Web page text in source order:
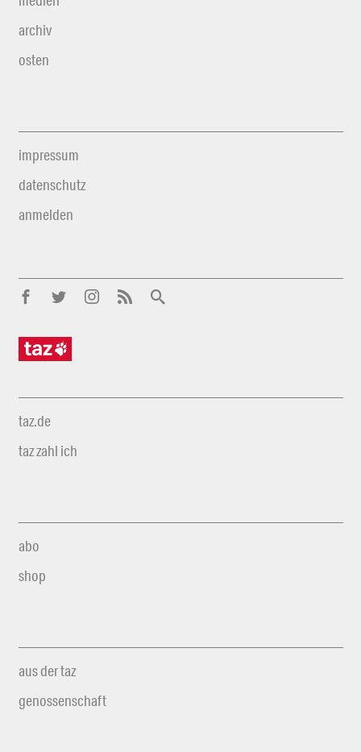
archiv
osten
impressum
datenschutz
anmelden
taz.de
taz zahl ich
abo
shop
aus der taz
genossenschaft